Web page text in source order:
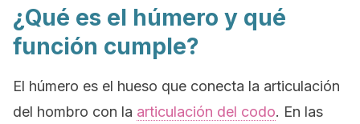
¿Qué es el húmero y qué
función cumple?
El húmero es el hueso que conecta la articulación
del hombro con la articulación del codo. En las